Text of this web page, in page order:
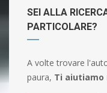
SEI ALLA
PARTICOLARE?
A volte trovare
paura, Ti aiutiamo